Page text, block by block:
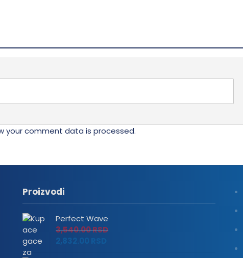
your comment data is processed.
Proizvodi
Perfect Wave
3,540.00RSD
2,832.00